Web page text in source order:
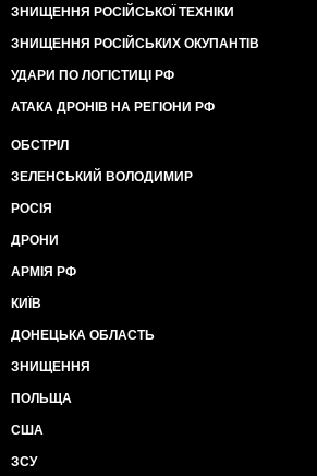
ЗНИЩЕННЯ РОСІЙСЬКОЇ ТЕХНІКИ
ЗНИЩЕННЯ РОСІЙСЬКИХ ОКУПАНТІВ
УДАРИ ПО ЛОГІСТИЦІ РФ
АТАКА ДРОНІВ НА РЕГІОНИ РФ
ОБСТРІЛ
ЗЕЛЕНСЬКИЙ ВОЛОДИМИР
РОСІЯ
ДРОНИ
АРМІЯ РФ
КИЇВ
ДОНЕЦЬКА ОБЛАСТЬ
ЗНИЩЕННЯ
ПОЛЬЩА
США
ЗСУ